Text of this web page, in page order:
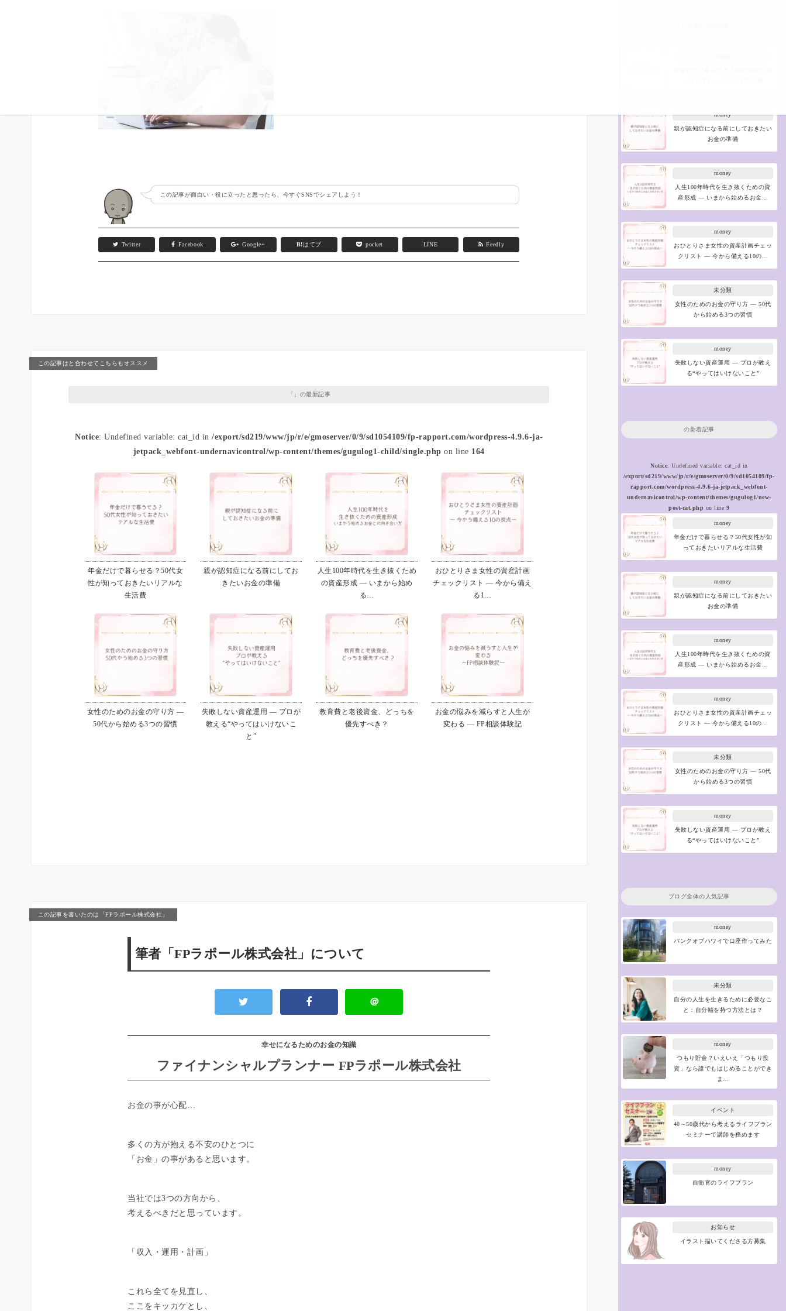
この記事が面白い・役に立ったと思ったら、今すぐSNSでシェアしよう！
Twitter Facebook Google+ B!はてブ pocket LINE Feedly
この記事はと合わせてこちらもオススメ
「」の最新記事
Notice: Undefined variable: cat_id in/export/sd219/www/jp/r/e/gmoserver/0/9/sd1054109/fp-rapport.com/wordpress-4.9.6-ja-
jetpack_webfont-undernavicontrol/wp-content/themes/gugulog1-child/single.php on line 164
年金だけで暮らせる？50代女
性が知っておきたいリアルな
生活費
親が認知症になる前にしてお
きたいお金の準備
人生100年時代を生き抜くため
の資産形成 ― いまから始め
る…
おひとりさま女性の資産計画
チェックリスト ― 今から備え
る1…
女性のためのお金の守り方 ―
50代から始める3つの習慣
失敗しない資産運用 ― プロが
教える“やってはいけないこ
と”
教育費と老後資金、どっちを
優先すべき？
お金の悩みを減らすと人生が
変わる ― FP相談体験記
この記事を書いたのは「FPラポール株式会社」
筆者「FPラポール株式会社」について
＠
幸せになるためのお金の知識
ファイナンシャルプランナー FPラポール株式会社
お金の事が心配…
多くの方が抱える不安のひとつに
「お金」の事があると思います。
当社では3つの方向から、
考えるべきだと思っています。
「収入・運用・計画」
これら全てを見直し、
ここをキッカケとし、
money
親が認知症になる前にしておきたい
お金の準備
money
人生100年時代を生き抜くための資
産形成 ― いまから始めるお金…
money
おひとりさま女性の資産計画チェッ
クリスト ― 今から備える10の…
未分類
女性のためのお金の守り方 ― 50代
から始める3つの習慣
money
失敗しない資産運用 ― プロが教え
る“やってはいけないこと”
の新着記事
Notice: Undefined variable: cat_id in
/export/sd219/www/jp/r/e/gmoserver/0/9/sd1054109/fp-
rapport.com/wordpress-4.9.6-ja-jetpack_webfont-
undernavicontrol/wp-content/themes/gugulog1/new-
post-cat.php on line 9
money
年金だけで暮らせる？50代女性が知
っておきたいリアルな生活費
money
親が認知症になる前にしておきたい
お金の準備
money
人生100年時代を生き抜くための資
産形成 ― いまから始めるお金…
money
おひとりさま女性の資産計画チェッ
クリスト ― 今から備える10の…
未分類
女性のためのお金の守り方 ― 50代
から始める3つの習慣
money
失敗しない資産運用 ― プロが教え
る“やってはいけないこと”
ブログ全体の人気記事
money
バンクオブハワイで口座作ってみた
未分類
自分の人生を生きるために必要なこ
と：自分軸を持つ方法とは？
money
つもり貯金？いえいえ「つもり投
資」なら誰でもはじめることができ
ま…
イベント
40～50歳代から考えるライフプラン
セミナーで講師を務めます
money
自衛官のライフプラン
お知らせ
イラスト描いてくださる方募集